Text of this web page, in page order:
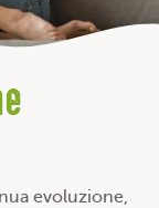
evoluzione,